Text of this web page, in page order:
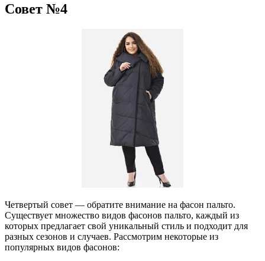
Совет №4
Четвертый совет — обратите внимание на фасон пальто.
Существует множество видов фасонов пальто, каждый из
которых предлагает свой уникальный стиль и подходит для
разных сезонов и случаев. Рассмотрим некоторые из
популярных видов фасонов: